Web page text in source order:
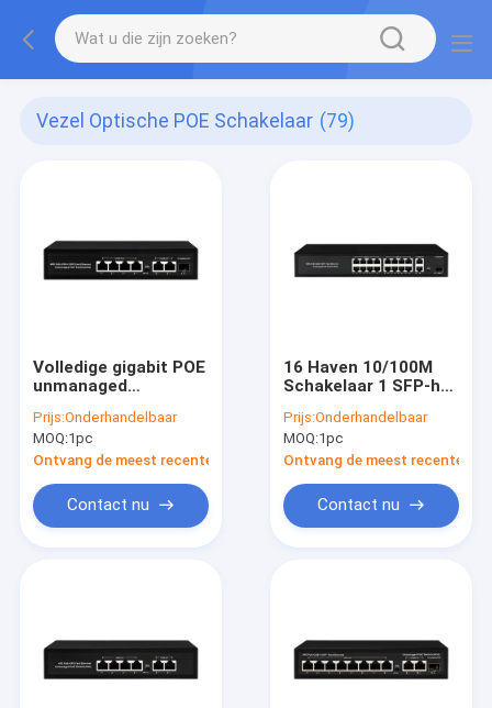
Vezel Optische POE Schakelaar (79)
Volledige gigabit POE
unmanaged
Prijs:Onderhandelbaar
MOQ:1pc
Ontvang de meest recente Prijs
Contact nu
16 Haven 10/100M
Schakelaar 1 SFP-het
AC220V van
kabeltelevisie POE
van Kooigigabit
Prijs:Onderhandelbaar
MOQ:1pc
Ontvang de meest recente
Contact nu